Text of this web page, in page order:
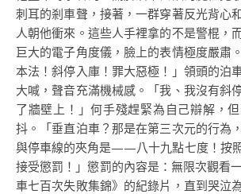
刺耳的剎車聲，接著，一群穿著反光背心
人朝他衝來。這些人手裡拿的不是警棍，
巨大的電子角度儀，臉上的表情極度嚴肅
本法！斜停入庫！罪大惡極！」領頭的泊
大喊，聲音充滿機械感。「我、我沒有斜
了牆壁上！」何手殘趕緊為自己辯解，
抖。「垂直泊車？那是在第三次元的行為
與停車線的夾角是——八十九點七度！按
接受懲罰！」懲罰的內容是：無限次觀看
車七百次失敗集錦》的紀錄片，直到哭泣